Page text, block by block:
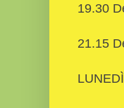
19.30
21.15